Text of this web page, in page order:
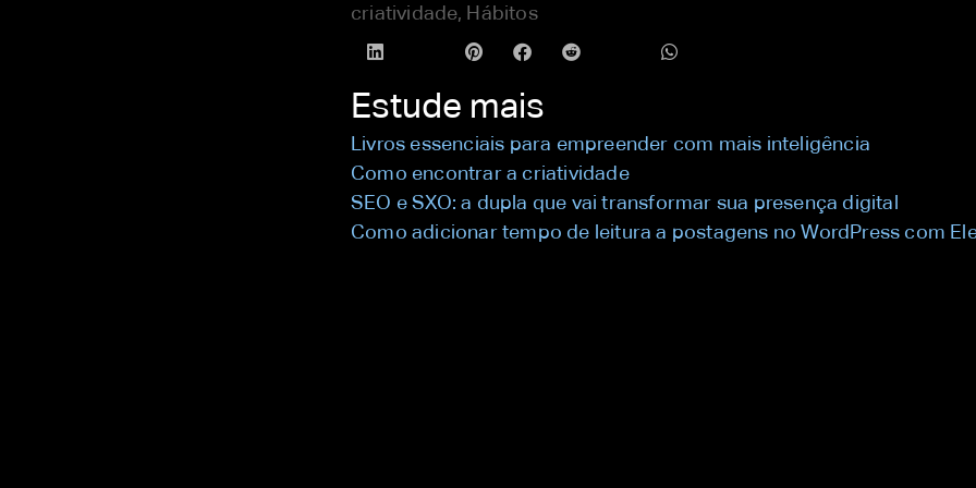
criatividade, Hábitos
Estude mais
Livros essenciais para empreender com mais inteligência
Como encontrar a criatividade
SEO e SXO: a dupla que vai transformar sua presença digital
Como adicionar tempo de leitura a postagens no WordPress com